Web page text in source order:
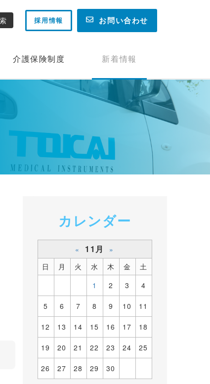
採用情報 お問い合わせ
介護保険制度 新着情報
カレンダー
« 11月
»
日
月 火 水 木 金
土
1
2 3 4
5 6 7 8 9 10 11
12 13 14 15 16 17 18
19 20 21 22 23 24 25
26 27 28 29 30